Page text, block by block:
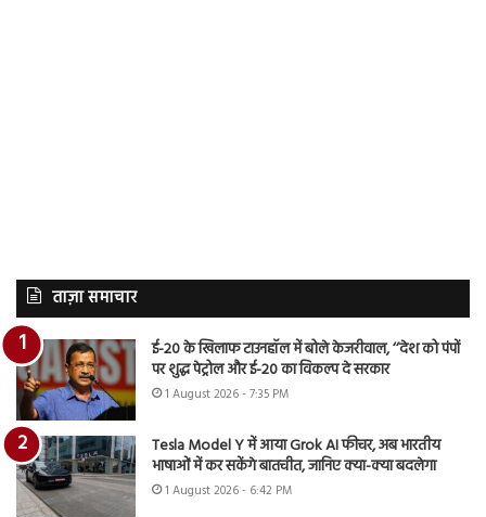
ताज़ा समाचार
ई-20 के खिलाफ टाउनहॉल में बोले केजरीवाल, ‘‘देश को पंपों
पर शुद्ध पेट्रोल और ई-20 का विकल्प दे सरकार
1 August 2026 - 7:35 PM
Tesla Model Y में आया Grok AI फीचर, अब भारतीय
भाषाओं में कर सकेंगे बातचीत, जानिए क्या-क्या बदलेगा
1 August 2026 - 6:42 PM